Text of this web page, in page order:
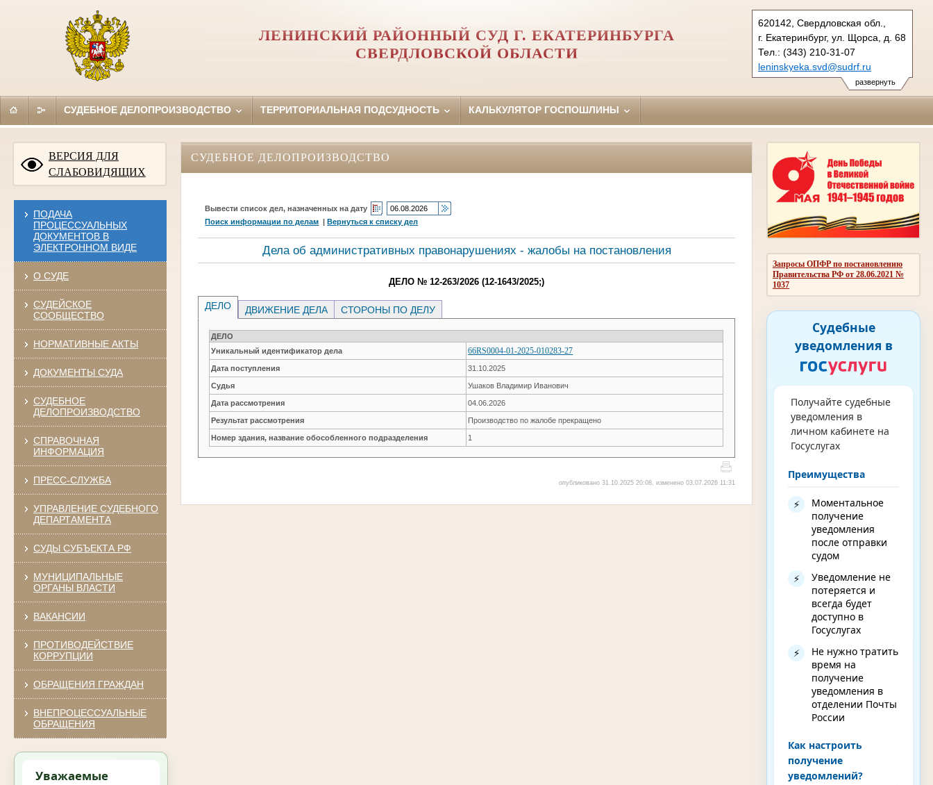
развернуть
620142, Свердловская обл.,
г. Екатеринбург, ул. Щорса, д. 68
Тел.: (343) 210-31-07
leninskyeka.svd@sudrf.ru
ЛЕНИНСКИЙ РАЙОННЫЙ СУД Г. ЕКАТЕРИНБУРГА
СВЕРДЛОВСКОЙ ОБЛАСТИ
СУДЕБНОЕ ДЕЛОПРОИЗВОДСТВО ТЕРРИТОРИАЛЬНАЯ ПОДСУДНОСТЬ КАЛЬКУЛЯТОР ГОСПОШЛИНЫ
ВЕРСИЯ ДЛЯ
СЛАБОВИДЯЩИХ
ПОДАЧА
ПРОЦЕССУАЛЬНЫХ
ДОКУМЕНТОВ В
ЭЛЕКТРОННОМ ВИДЕ
О СУДЕ
СУДЕЙСКОЕ
СООБЩЕСТВО
НОРМАТИВНЫЕ АКТЫ
ДОКУМЕНТЫ СУДА
СУДЕБНОЕ
ДЕЛОПРОИЗВОДСТВО
СПРАВОЧНАЯ
ИНФОРМАЦИЯ
ПРЕСС-СЛУЖБА
УПРАВЛЕНИЕ СУДЕБНОГО
ДЕПАРТАМЕНТА
СУДЫ СУБЪЕКТА РФ
МУНИЦИПАЛЬНЫЕ
ОРГАНЫ ВЛАСТИ
ВАКАНСИИ
ПРОТИВОДЕЙСТВИЕ
КОРРУПЦИИ
ОБРАЩЕНИЯ ГРАЖДАН
ВНЕПРОЦЕССУАЛЬНЫЕ
ОБРАЩЕНИЯ
Уважаемые
Запросы ОПФР по постановлению
Правительства РФ от 28.06.2021 №
1037
Судебные
уведомления в
Получайте судебные
уведомления в
личном кабинете на
Госуслугах
Преимущества
⚡
Моментальное
получение
уведомления
после отправки
судом
⚡
Уведомление не
потеряется и
всегда будет
доступно в
Госуслугах
⚡
Не нужно тратить
время на
получение
уведомления в
отделении Почты
России
Как настроить
получение
уведомлений?
СУДЕБНОЕ ДЕЛОПРОИЗВОДСТВО
Вывести список дел, назначенных на дату
Поиск информации по делам |Вернуться к списку дел
Дела об административных правонарушениях - жалобы на постановления
ДЕЛО № 12-263/2026 (12-1643/2025;)
ДЕЛО ДВИЖЕНИЕ ДЕЛА СТОРОНЫ ПО ДЕЛУ
ДЕЛО
Уникальный идентификатор дела
66RS0004-01-2025-010283-27
Дата поступления 31.10.2025
Судья Ушаков Владимир Иванович
Дата рассмотрения 04.06.2026
Результат рассмотрения Производство по жалобе прекращено
Номер здания, название обособленного подразделения 1
опубликовано 31.10.2025 20:08, изменено 03.07.2026 11:31